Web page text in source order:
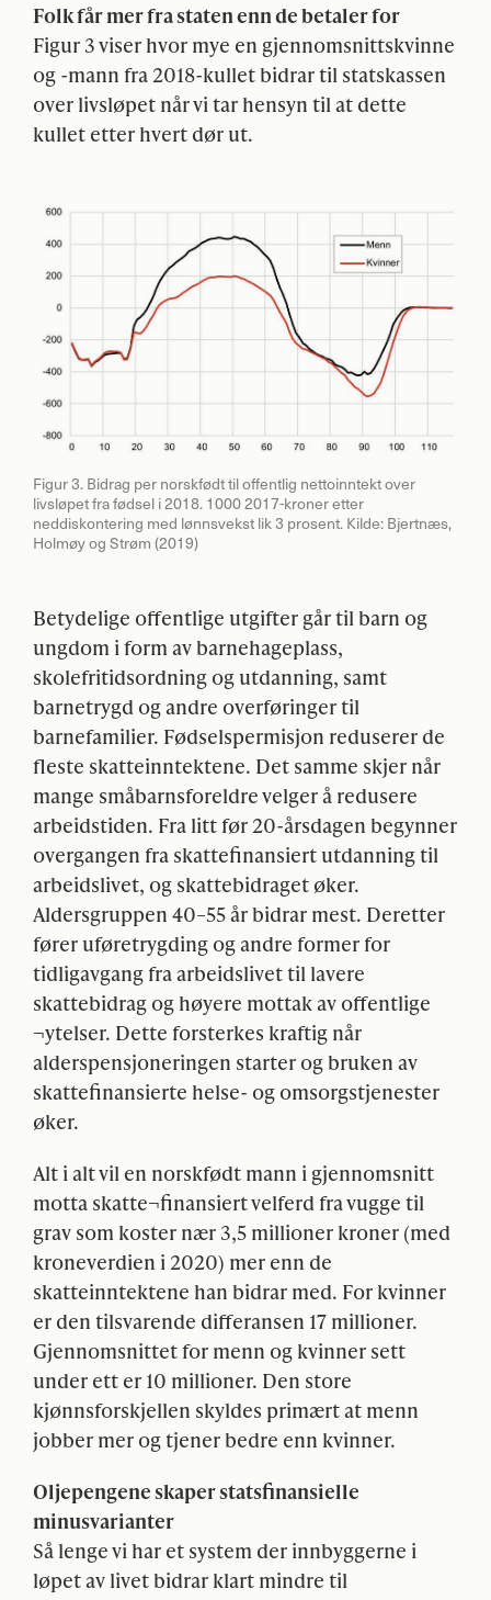
Folk får mer fra staten enn de betaler for
Figur 3 viser hvor mye en gjennomsnittskvinne
og -mann fra 2018-kullet bidrar til statskassen
over livsløpet når vi tar hensyn til at dette
kullet etter hvert dør ut.
Figur 3. Bidrag per norskfødt til offentlig nettoinntekt over
livsløpet fra fødsel i 2018. 1000 2017-kroner etter
neddiskontering med lønnsvekst lik 3 prosent. Kilde: Bjertnæs,
Holmøy og Strøm (2019)
Betydelige offentlige utgifter går til barn og
ungdom i form av barnehageplass,
skolefritidsordning og utdanning, samt
barnetrygd og andre overføringer til
barnefamilier. Fødselspermisjon reduserer de
fleste skatteinntektene. Det samme skjer når
mange småbarnsforeldre velger å redusere
arbeidstiden. Fra litt før 20-årsdagen begynner
overgangen fra skattefinansiert utdanning til
arbeidslivet, og skattebidraget øker.
Aldersgruppen 40–55 år bidrar mest. Deretter
fører uføretrygding og andre former for
tidligavgang fra arbeidslivet til lavere
skattebidrag og høyere mottak av offentlige
¬ytelser. Dette forsterkes kraftig når
alderspensjoneringen starter og bruken av
skattefinansierte helse- og omsorgstjenester
øker.
Alt i alt vil en norskfødt mann i gjennomsnitt
motta skatte¬finansiert velferd fra vugge til
grav som koster nær 3,5 millioner kroner (med
kroneverdien i 2020) mer enn de
skatteinntektene han bidrar med. For kvinner
er den tilsvarende differansen 17 millioner.
Gjennomsnittet for menn og kvinner sett
under ett er 10 millioner. Den store
kjønnsforskjellen skyldes primært at menn
jobber mer og tjener bedre enn kvinner.
Oljepengene skaper statsfinansielle
minusvarianter
Så lenge vi har et system der innbyggerne i
løpet av livet bidrar klart mindre til